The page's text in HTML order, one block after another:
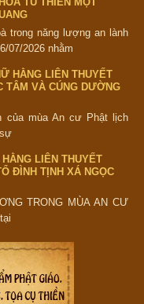
trong năng lượng an lành
07/2026 nhằm
HẰNG LIÊN THUYẾT
TÂM VÀ CÚNG DƯỜNG
của mùa An cư Phật lịch
LIÊN THUYẾT
ĐÌNH TỊNH XÁ NGỌC
TRONG MÙA AN CƯ